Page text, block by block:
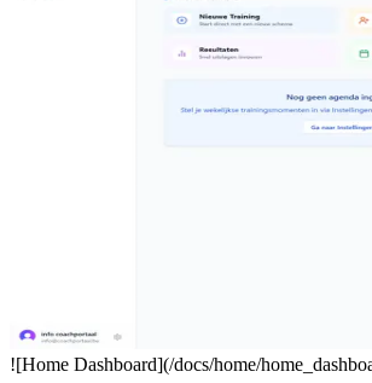
![Home Dashboard](/docs/home/